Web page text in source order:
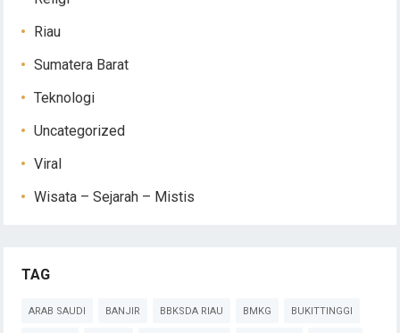
Riau
Sumatera Barat
Teknologi
Uncategorized
Viral
Wisata – Sejarah – Mistis
TAG
ARAB SAUDI BANJIR BBKSDA RIAU BMKG BUKITTINGGI